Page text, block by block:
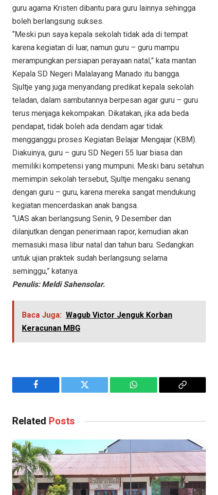
guru agama Kristen dibantu para guru lainnya sehingga
boleh berlangsung sukses.
“Meski pun saya kepala sekolah tidak ada di tempat
karena kegiatan di luar, namun guru – guru mampu
merampungkan persiapan perayaan natal,” kata mantan
Kepala SD Negeri Malalayang Manado itu bangga.
Sjultje yang juga menyandang predikat kepala sekolah
teladan, dalam sambutannya berpesan agar guru – guru
terus menjaga kekompakan. Dikatakan, jika ada beda
pendapat, tidak boleh ada dendam agar tidak
mengganggu proses Kegiatan Belajar Mengajar (KBM).
Diakuinya, guru – guru SD Negeri 55 luar biasa dan
memiliki kompetensi yang mumpuni. Meski baru setahun
memimpin sekolah tersebut, Sjultje mengaku senang
dengan guru – guru, karena mereka sangat mendukung
kegiatan mencerdaskan anak bangsa.
“UAS akan berlangsung Senin, 9 Desember dan
dilanjutkan dengan penerimaan rapor, kemudian akan
memasuki masa libur natal dan tahun baru. Sedangkan
untuk ujian praktek sudah berlangsung selama
seminggu,” katanya.
Penulis: Meldi Sahensolar.
Baca Juga: Wagub Victor Jenguk Korban
Keracunan MBG
Facebook Twitter WhatsApp
Copy
Related Posts